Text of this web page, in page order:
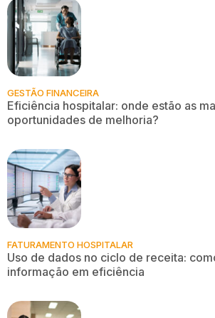
GESTÃO FINANCEIRA
Eficiência hospitalar: onde estão as
oportunidades de melhoria?
FATURAMENTO HOSPITALAR
Uso de dados no ciclo de receita:
informação em eficiência